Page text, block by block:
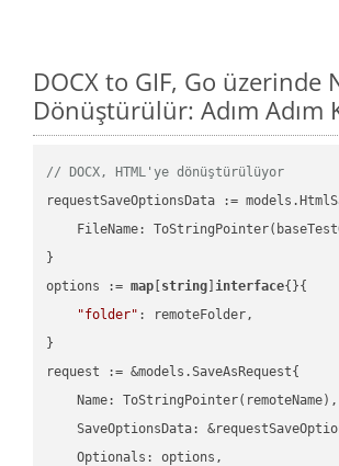
DOCX to GIF, Go üzerinde
Dönüştürülür: Adım Adım
// DOCX, HTML'ye dönüştürülüyor
requestSaveOptionsData :=
FileName:
}
options := map string ]interface{}{
"folder" : remoteFolder,
}
request := &models.SaveAsRequest{
    Name: ToStringPointer(remoteName),
SaveOptionsData:
    Optionals: options,